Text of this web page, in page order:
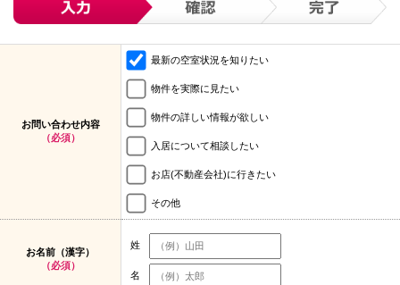
お問い合わせ内容
（必須）
最新の空室状況を知りたい
物件を実際に見たい
物件の詳しい情報が欲しい
入居について相談したい
お店(不動産会社)に行きたい
その他
お名前（漢字）
（必須）
姓
名